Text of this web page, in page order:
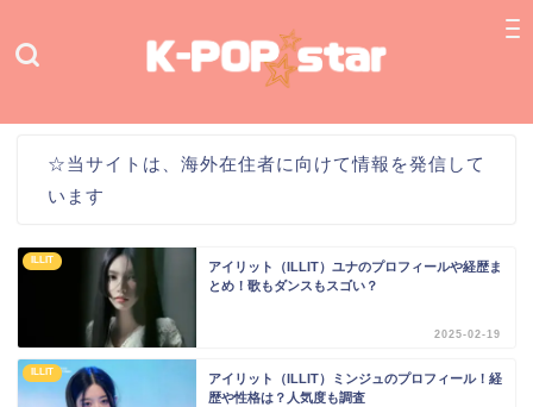
☆当サイトは、海外在住者に向けて情報を発信して
います
ILLIT
アイリット（ILLIT）ユナのプロフィールや経歴ま
とめ！歌もダンスもスゴい？
2025-02-19
ILLIT
アイリット（ILLIT）ミンジュのプロフィール！経
歴や性格は？人気度も調査